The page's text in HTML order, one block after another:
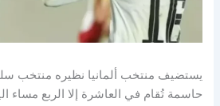
يستضيف منتخب ألمانيا نظيره منتخب
حاسمة تُقام في العاشرة إلا الربع مساء